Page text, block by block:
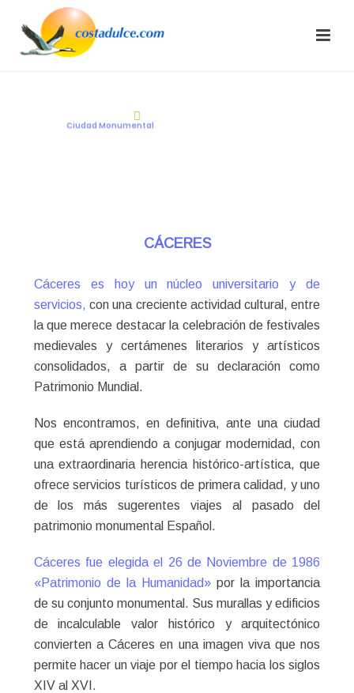
Ciudad Monumental
CÁCERES
Cáceres es hoy un núcleo universitario y de
servicios, con una creciente actividad cultural, entre
la que merece destacar la celebración de festivales
medievales y certámenes literarios y artísticos
consolidados, a partir de su declaración como
Patrimonio Mundial.
Nos encontramos, en definitiva, ante una ciudad
que está aprendiendo a conjugar modernidad, con
una extraordinaria herencia histórico-artística, que
ofrece servicios turísticos de primera calidad, y uno
de los más sugerentes viajes al pasado del
patrimonio monumental Español.
Cáceres fue elegida el 26 de Noviembre de 1986
«Patrimonio de la Humanidad» por la importancia
de su conjunto monumental. Sus murallas y edificios
de incalculable valor histórico y arquitectónico
convierten a Cáceres en una imagen viva que nos
permite hacer un viaje por el tiempo hacia los siglos
XIV al XVI.